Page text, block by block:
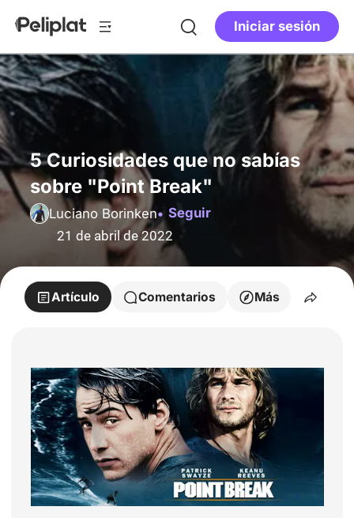
Iniciar sesión
5 Curiosidades que no sabías
sobre "Point Break"
Luciano Borinken
Seguir
21 de abril de 2022
Artículo Comentarios Más